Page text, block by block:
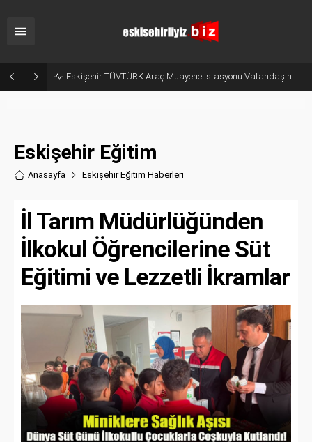
Odunpazarı Yaz Kur’an Kurslarında Değerler Eğitimi Seminerleri Düzenlendi
Eskişehir Eğitim
Anasayfa Eskişehir Eğitim Haberleri
İl Tarım Müdürlüğünden
İlkokul Öğrencilerine Süt
Eğitimi ve Lezzetli İkramlar